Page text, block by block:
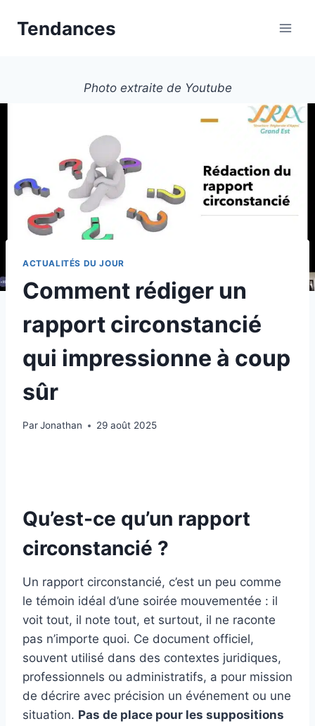
Tendances
Photo extraite de Youtube
ACTUALITÉS DU JOUR
Comment rédiger un
rapport circonstancié
qui impressionne à coup
sûr
ParJonathan 29 août 2025
Qu’est-ce qu’un rapport
circonstancié ?
Un rapport circonstancié, c’est un peu comme
le témoin idéal d’une soirée mouvementée : il
voit tout, il note tout, et surtout, il ne raconte
pas n’importe quoi. Ce document officiel,
souvent utilisé dans des contextes juridiques,
professionnels ou administratifs, a pour mission
de décrire avec précision un événement ou une
situation. Pas de place pour les suppositions